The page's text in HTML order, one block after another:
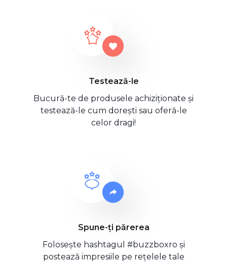
Testează-le
Bucură-te de produsele achiziționate și
testează-le cum dorești sau oferă-le
celor dragi!
Spune-ți părerea
Folosește hashtagul #buzzboxro și
postează impresiile pe rețelele tale